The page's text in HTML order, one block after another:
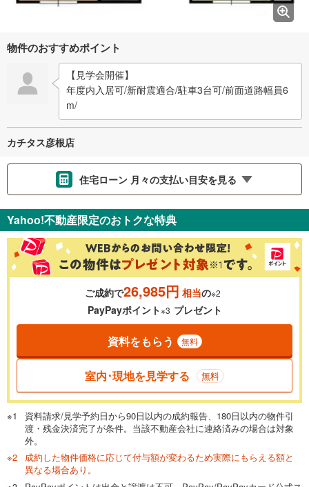
物件のおすすめポイント
【見学会開催】
年度内入居可/新耐震適合/駐車3台可/前面道路幅員6
m/
カチタス彦根店
住宅ローン 月々の支払い目安を見る
金利 ％
0.01%
一般的には最長35年まで借り入れ可能です。多くの金融機関
が完済時の年齢は80歳までを条件としています。
閉じる
頭金 万円
0万円 1,799万円
自己資金から住宅購入にかけられる金額を入力してくださ
Yahoo!不動産限定のおトクな特典
ご成約で26,985円 相当の※2
PayPayポイント※3 プレゼント
資料をもらう 無料
室内･現地を見学する 無料
資料請求/見学予約日から90日以内の成約報告、180日以内の物件引
渡・残金決済完了が条件。当該不動産会社に連絡済みの場合は対象
外。
成約した物件価格に応じて付与額が変わるため実際にもらえる額と
異なる場合あり。